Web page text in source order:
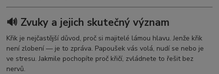
🔊 Zvuky a jejich skutečný význam
Křik je nejčastější důvod, proč si majitelé lámou hlavu. Jenže křik
není zlobení — je to zpráva. Papoušek vás volá, nudí se nebo je
ve stresu. Jakmile pochopíte proč křičí, zvládnete to řešit bez
nervů.